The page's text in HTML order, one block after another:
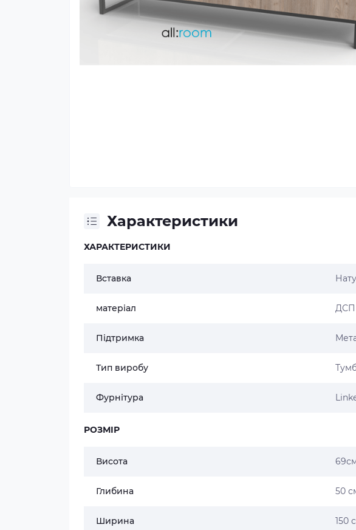
Характеристики
ХАРАКТЕРИСТИКИ
Вставка
матеріал ДСП
Підтримка
Тип виробу
Фурнітура
РОЗМІР
Висота
Глибина 50
Ширина 150